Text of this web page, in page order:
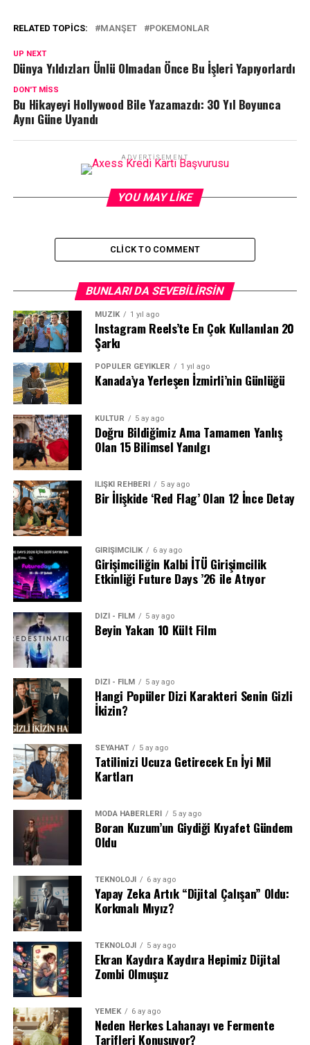
RELATED TOPICS: MANŞET POKEMONLAR
UP NEXT
Dünya Yıldızları Ünlü Olmadan Önce Bu İşleri Yapıyorlardı
DON'T MISS
Bu Hikayeyi Hollywood Bile Yazamazdı: 30 Yıl Boyunca
Aynı Güne Uyandı
ADVERTISEMENT
YOU MAY LIKE
CLICK TO COMMENT
BUNLARI DA SEVEBILIRSIN
MÜZİK 1 yıl ago
Instagram Reels’te En Çok Kullanılan 20
Şarkı
POPÜLER GEYİKLER 1 yıl ago
Kanada’ya Yerleşen İzmirli’nin Günlüğü
KÜLTÜR 5 ay ago
Doğru Bildiğimiz Ama Tamamen Yanlış
Olan 15 Bilimsel Yanılgı
İLİŞKİ REHBERİ 5 ay ago
Bir İlişkide ‘Red Flag’ Olan 12 İnce Detay
GİRİŞİMCİLİK 6 ay ago
Girişimciliğin Kalbi İTÜ Girişimcilik
Etkinliği Future Days ’26 ile Atıyor
DİZİ - FİLM 5 ay ago
Beyin Yakan 10 Kült Film
DİZİ - FİLM 5 ay ago
Hangi Popüler Dizi Karakteri Senin Gizli
İkizin?
SEYAHAT 5 ay ago
Tatilinizi Ucuza Getirecek En İyi Mil
Kartları
MODA HABERLERİ 5 ay ago
Boran Kuzum’un Giydiği Kıyafet Gündem
Oldu
TEKNOLOJİ 6 ay ago
Yapay Zeka Artık “Dijital Çalışan” Oldu:
Korkmalı Mıyız?
TEKNOLOJİ 5 ay ago
Ekran Kaydıra Kaydıra Hepimiz Dijital
Zombi Olmuşuz
YEMEK 6 ay ago
Neden Herkes Lahanayı ve Fermente
Tarifleri Konuşuyor?